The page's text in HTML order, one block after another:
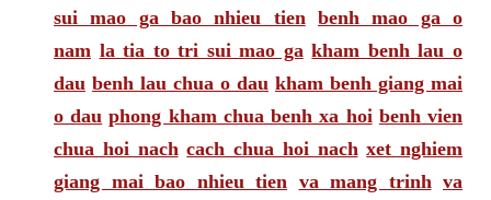
sui mao ga bao nhieu tien benh mao ga o
nam la tia to tri sui mao ga kham benh lau o
dau benh lau chua o dau kham benh giang mai
o dau phong kham chua benh xa hoi benh vien
chua hoi nach cach chua hoi nach xet nghiem
giang mai bao nhieu tien va mang trinh va